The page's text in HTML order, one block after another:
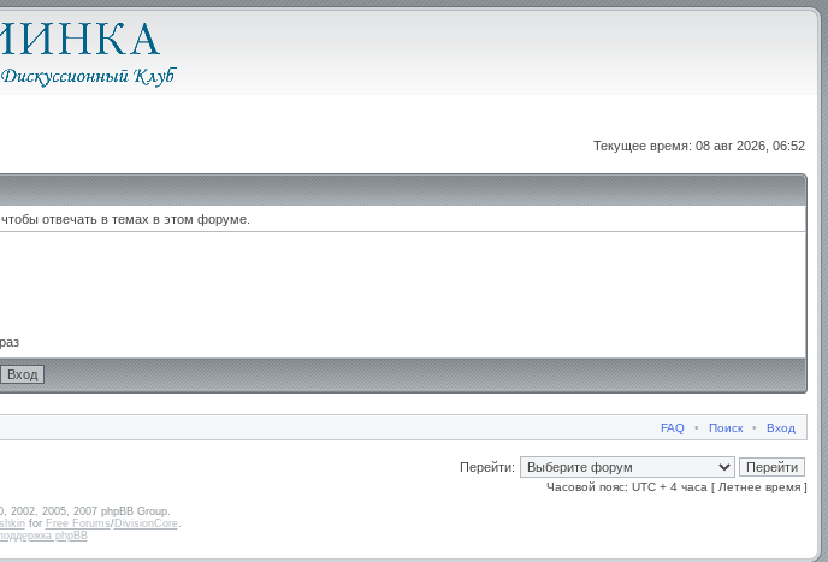
Текущее время: 08 авг 2026, 06:52
отвечать в темах в этом форуме.
FAQ • Поиск • Вход
Перейти:
Часовой пояс: UTC + 4 часа [ Летнее время ]
2002, 2005, 2007 phpBB Group.
for Free Forums/DivisionCore.
phpBB